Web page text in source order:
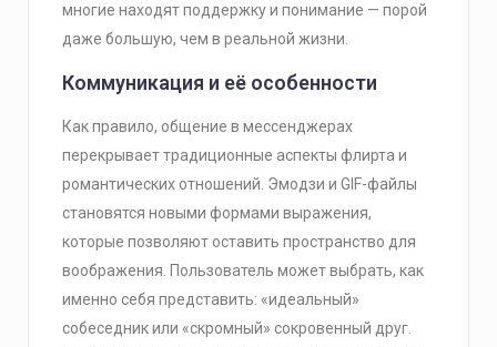
многие находят поддержку и понимание — порой
даже большую, чем в реальной жизни.
Коммуникация и её особенности
Как правило, общение в мессенджерах
перекрывает традиционные аспекты флирта и
романтических отношений. Эмодзи и GIF-файлы
становятся новыми формами выражения,
которые позволяют оставить пространство для
воображения. Пользователь может выбрать, как
именно себя представить: «идеальный»
собеседник или «скромный» сокровенный друг.